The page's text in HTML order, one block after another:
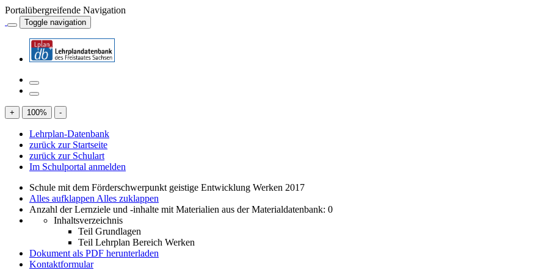
Portalübergreifende Navigation
Toggle navigation
+ 100% -
Lehrplan-Datenbank
zurück zur Startseite
zurück zur Schulart
Im Schulportal anmelden
Schule mit dem Förderschwerpunkt geistige Entwicklung Werken 2017
Alles aufklappen Alles zuklappen
Anzahl der Lernziele und -inhalte mit Materialien aus der Materialdatenbank: 0
Inhaltsverzeichnis
Teil Grundlagen
Teil Lehrplan Bereich Werken
Dokument als PDF herunterladen
Kontaktformular